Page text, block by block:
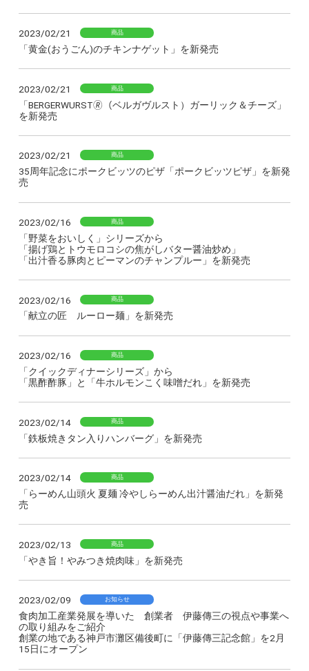
2023/02/21 商品
「黄金(おうごん)のチキンナゲット」を新発売
2023/02/21 商品
「BERGERWURST🄬（ベルガヴルスト）ガーリック＆チーズ」
を新発売
2023/02/21 商品
35周年記念にポークビッツのピザ「ポークビッツピザ」を新発
売
2023/02/16 商品
「野菜をおいしく」シリーズから
「揚げ鶏とトウモロコシの焦がしバター醤油炒め」
「出汁香る豚肉とピーマンのチャンプルー」を新発売
2023/02/16 商品
「献立の匠 ルーロー麺」を新発売
2023/02/16 商品
「クイックディナーシリーズ」から
「黒酢酢豚」と「牛ホルモンこく味噌だれ」を新発売
2023/02/14 商品
「鉄板焼きタン入りハンバーグ」を新発売
2023/02/14 商品
「らーめん山頭火 夏麺 冷やしらーめん出汁醤油だれ」を新発
売
2023/02/13 商品
「やき旨！やみつき焼肉味」を新発売
2023/02/09 お知らせ
食肉加工産業発展を導いた 創業者 伊藤傳三の視点や事業へ
の取り組みをご紹介
創業の地である神戸市灘区備後町に「伊藤傳三記念館」を2月
15日にオープン